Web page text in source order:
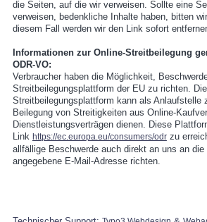
die Seiten, auf die wir verweisen. Sollte eine
verweisen, bedenkliche Inhalte haben, bitten
diesem Fall werden wir den Link sofort
Informationen zur Online-Streitbeilegung
ODR-VO:
Verbraucher haben die Möglichkeit,
Streitbeilegungsplattform der EU zu richten.
Streitbeilegungsplattform kann als Anlaufstelle
Beilegung von Streitigkeiten aus Online-
Dienstleistungsverträgen dienen. Diese
Link https://ec.europa.eu/consumers/odrzu
allfällige Beschwerde auch direkt an uns an
angegebene E-Mail-Adresse richten.